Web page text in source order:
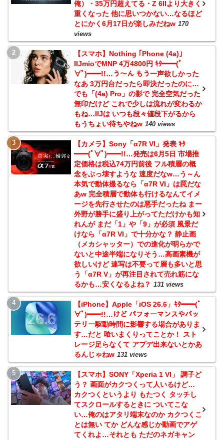
俺）・35万円超えてる・Z 6IIより大きく
重くなった 他に思いつかない…なるほど
とにかく6月17日が楽しみだねw 170
views
【スマホ】Nothing ｢Phone (4a)｣
IIJmioでMNP 4万4800円 ｷﾀ━━(ﾟ
∀ﾟ)━━!!…う～ん もう一声欲しかった
なあ 3万円台だったら即決だったのに…
でも「(4a) Pro」の影で 完全空気だった
無印だけど これで少しは流れが変わるか
もね…IIJは いつも段々値段下がるから
もうちょい待ちやねw 140 views
【カメラ】Sony「α7R VI」発表 ｷﾀ
━━(ﾟ∀ﾟ)━━!!…発売は6月5日 市場推
定価格は税込74万円前後 フル積層の概
念をぶっ壊すような 速度だなw…う～ん
本気で動体撮るなら「α7R VI」は罠だな
あw 完全積層で動体も行けるなんてイメ
ージを先行させたのは悪手だったね まー
外野が勝手に盛り上がってただけかも知
れんが まだ「1」や「9」が必須 風景だ
けなら「α7R VI」で十分かな？ 静止画
（メカシャッター）での進化が明らかで
ないと中途半端になりそう…高画素機が
欲しいけど 連写は不要って層も多いと思
う「α7R V」が再注目されて売れ筋にな
るかも…安くなるよね？ 131 views
【iPhone】Apple「iOS 26.6」ｷﾀ━━(ﾟ
∀ﾟ)━━!!…けど パフォーマンスやバッ
テリー駆動時間に影響する場合がありま
す…だと 喰いまくりってことか！ スト
レージ足らなくて アプデ出来ないとかあ
るんじゃねw 131 views
【スマホ】SONY「Xperia 1 VI」 調子ど
う？ 画面がカクつくって人いるけど…
カクつくというより もたつく タッチし
てスクロールするときに ついてこな
い…俺のはアタリ端末なのか カクつくこ
とは無い てか どんな感じか動画でアゲ
てくれよ…それとも ただのネガキャン